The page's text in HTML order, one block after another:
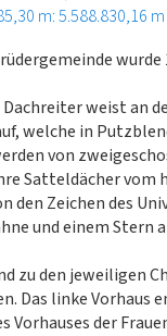
m: 5.588.830,16 m
weist an
welche in
von
Satteldächer vom
den Zeichen des
und einem Stern
zu den jeweiligen
Das linke
Vorhauses der